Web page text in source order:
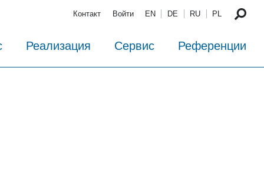
Контакт Войти EN DE RU PL
Реализация Сервис Референции